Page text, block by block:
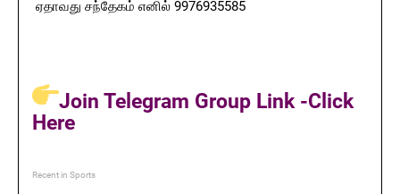
ஏதாவது சந்தேகம் எனில் 9976935585
Join Telegram Group Link -Click
Here
Recent in Sports